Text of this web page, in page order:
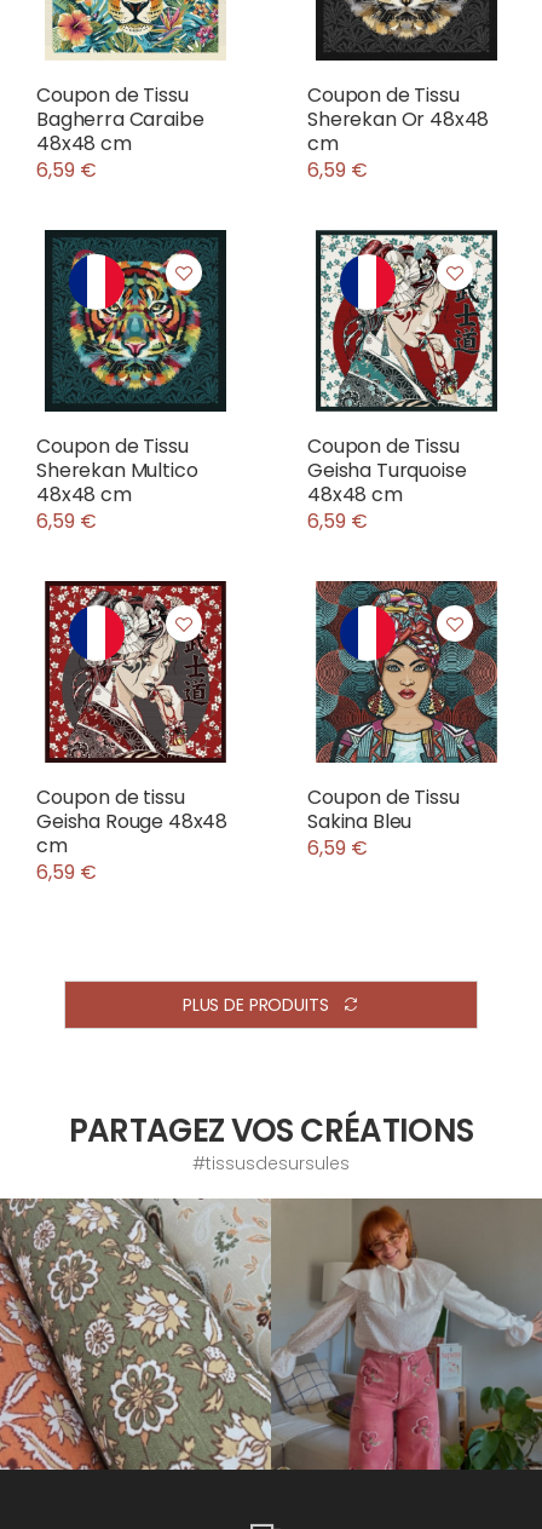
Coupon de Tissu
Bagherra Caraibe
48x48 cm
6,59 €
Coupon de Tissu
Sherekan Or 48x48
cm
6,59 €
Coupon de Tissu
Sherekan Multico
48x48 cm
6,59 €
Coupon de Tissu
Geisha Turquoise
48x48 cm
6,59 €
Coupon de tissu
Geisha Rouge 48x48
cm
6,59 €
Coupon de Tissu
Sakina Bleu
6,59 €
PLUS DE PRODUITS
PARTAGEZ VOS CRÉATIONS
#tissusdesursules